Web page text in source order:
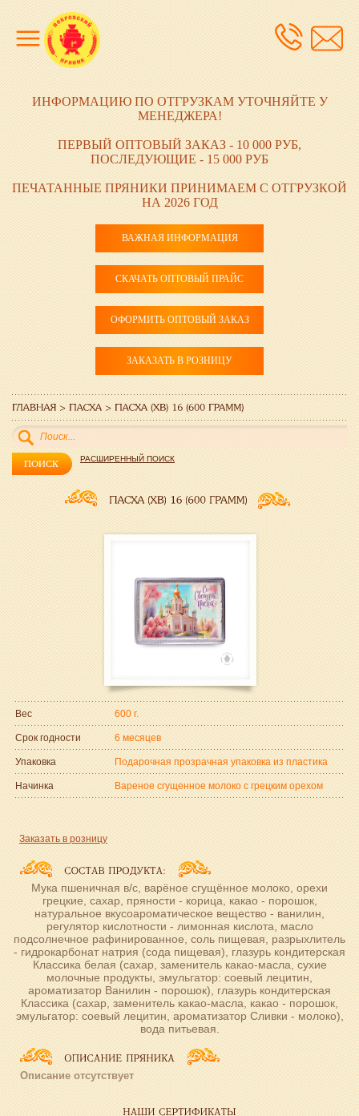
ИНФОРМАЦИЮ ПО ОТГРУЗКАМ УТОЧНЯЙТЕ У
МЕНЕДЖЕРА!
ПЕРВЫЙ ОПТОВЫЙ ЗАКАЗ - 10 000 РУБ,
ПОСЛЕДУЮЩИЕ - 15 000 РУБ
ПЕЧАТАННЫЕ ПРЯНИКИ ПРИНИМАЕМ С ОТГРУЗКОЙ
НА 2026 ГОД
ВАЖНАЯ ИНФОРМАЦИЯ
СКАЧАТЬ ОПТОВЫЙ ПРАЙС
ОФОРМИТЬ ОПТОВЫЙ ЗАКАЗ
ЗАКАЗАТЬ В РОЗНИЦУ
РАСШИРЕННЫЙ ПОИСК
Вес 600 г.
Срок годности 6 месяцев
Упаковка Подарочная прозрачная упаковка из пластика
Начинка Вареное сгущенное молоко с грецким орехом
Заказать в розницу
Мука пшеничная в/с, варёное сгущённое молоко, орехи
грецкие, сахар, пряности - корица, какао - порошок,
натуральное вкусоароматическое вещество - ванилин,
регулятор кислотности - лимонная кислота, масло
подсолнечное рафинированное, соль пищевая, разрыхлитель
- гидрокарбонат натрия (сода пищевая), глазурь кондитерская
Классика белая (сахар, заменитель какао-масла, сухие
молочные продукты, эмульгатор: соевый лецитин,
ароматизатор Ванилин - порошок), глазурь кондитерская
Классика (сахар, заменитель какао-масла, какао - порошок,
эмульгатор: соевый лецитин, ароматизатор Сливки - молоко),
вода питьевая.
Описание отсутствует